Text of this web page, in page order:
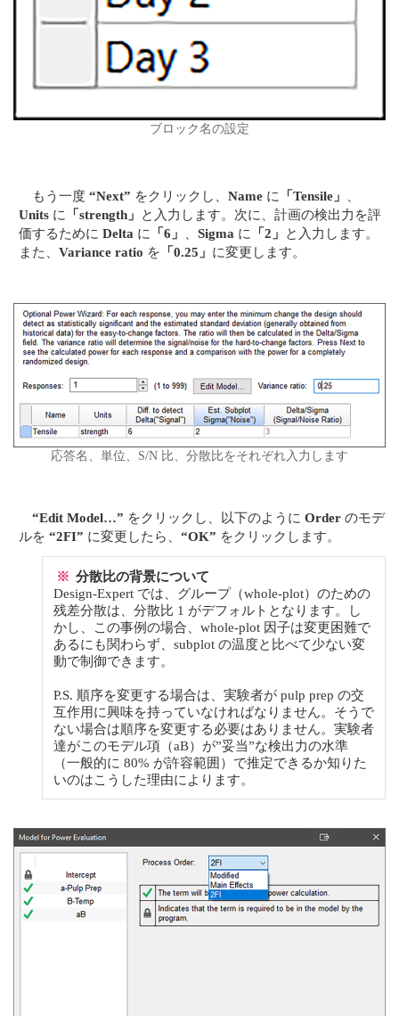
ブロック名の設定
もう一度“Next” をクリックし、Name に 「Tensile」
Units に 「strength」 と入力します。次に、計画の検出力を評
価するためにDelta に 「6」 、Sigma に 「2」 と入力します。
また、Variance ratio を 「0.25」 に変更します。
応答名、単位、S/N 比、分散比をそれぞれ入力します
“Edit Model…” をクリックし、以下のようにOrder のモデ
ルを“2FI” に変更したら、“OK” をクリックします。
※ 分散比の背景について
Design-Expert では、グループ（whole-plot）のための
残差分散は、分散比 1 がデフォルトとなります。し
かし、この事例の場合、whole-plot 因子は変更困難で
あるにも関わらず、subplot の温度と比べて少ない変
動で制御できます。
P.S. 順序を変更する場合は、実験者が pulp prep の交
互作用に興味を持っていなければなりません。そうで
ない場合は順序を変更する必要はありません。実験者
達がこのモデル項（aB）が”妥当”な検出力の水準
（一般的に 80% が許容範囲）で推定できるか知りた
いのはこうした理由によります。